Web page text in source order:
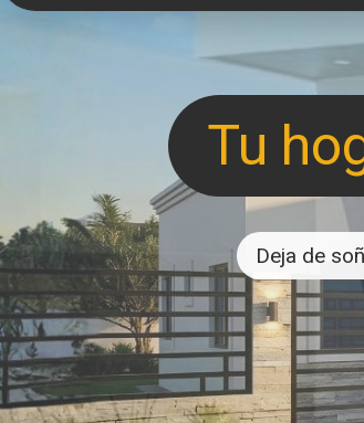
Tu
Deja de